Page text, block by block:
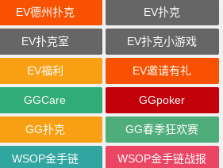
EV德州扑克 EV扑克
EV扑克室 EV扑克小游戏
EV福利 EV邀请有礼
GGCare GGpoker
GG扑克 GG春季狂欢赛
WSOP金手链 WSOP金手链战报